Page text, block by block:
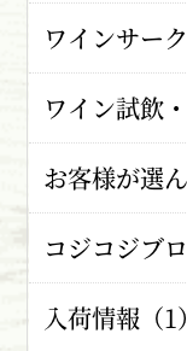
ワインサー
ワイン試飲
お客様が選
コジコジブ
入荷情報（1）